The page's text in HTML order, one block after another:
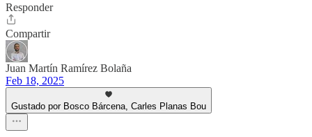
Responder
Compartir
Juan Martín Ramírez Bolaña
Feb 18, 2025
Gustado por Bosco Bárcena, Carles Planas Bou